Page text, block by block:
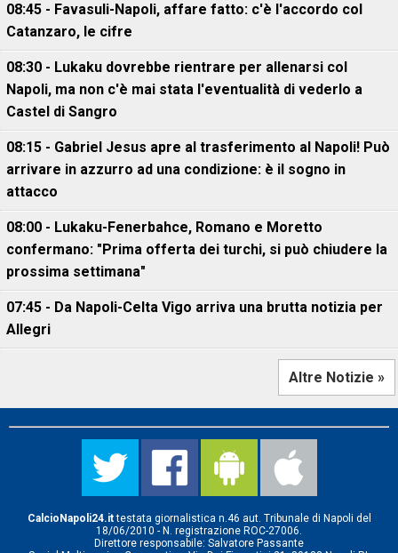
08:45 - Favasuli-Napoli, affare fatto: c'è l'accordo col
Catanzaro, le cifre
08:30 - Lukaku dovrebbe rientrare per allenarsi col
Napoli, ma non c'è mai stata l'eventualità di vederlo a
Castel di Sangro
08:15 - Gabriel Jesus apre al trasferimento al Napoli! Può
arrivare in azzurro ad una condizione: è il sogno in
attacco
08:00 - Lukaku-Fenerbahce, Romano e Moretto
confermano: "Prima offerta dei turchi, si può chiudere la
prossima settimana"
07:45 - Da Napoli-Celta Vigo arriva una brutta notizia per
Allegri
Altre Notizie »
CalcioNapoli24.ittestata giornalistica n.46 aut. Tribunale di Napoli del
18/06/2010 - N. registrazione ROC-27006.
Direttore responsabile: Salvatore Passante